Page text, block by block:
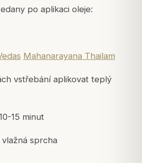
po aplikaci oleje:
Mahanarayana Thailam
vstřebání aplikovat teplý
15 minut
sprcha